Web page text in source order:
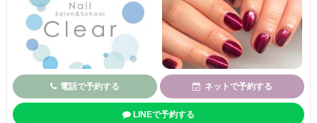
電話で予約する ネットで予約する
LINEで予約する